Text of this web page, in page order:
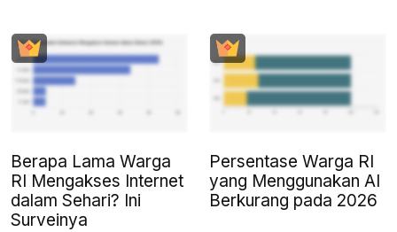
Berapa Lama Warga
RI Mengakses Internet
dalam Sehari? Ini
Surveinya
Persentase Warga RI
yang Menggunakan AI
Berkurang pada 2026